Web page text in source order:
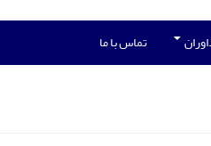
تماس با ما